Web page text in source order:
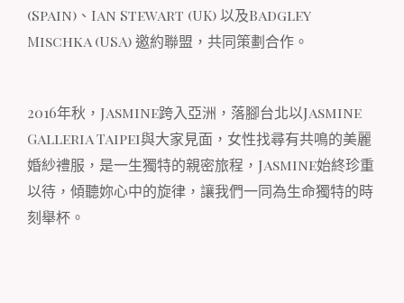
(Spain)、Ian Stewart (UK) 以及Badgley
Mischka (USA) 邀約聯盟，共同策劃合作。
2016年秋，Jasmine跨入亞洲，落腳台北以Jasmine
Galleria Taipei與大家見面，女性找尋有共鳴的美麗
婚紗禮服，是一生獨特的親密旅程，Jasmine始終珍重
以待，傾聽妳心中的旋律，讓我們一同為生命獨特的時
刻舉杯。